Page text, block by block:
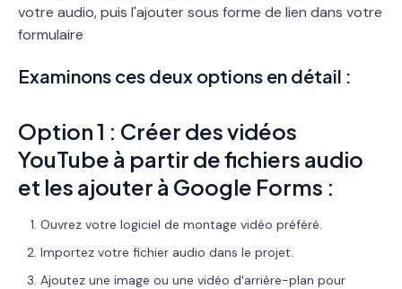
votre audio, puis l'ajouter sous forme de lien dans votre
formulaire
Examinons ces deux options en détail :
Option 1 : Créer des vidéos
YouTube à partir de fichiers audio
et les ajouter à Google Forms :
Ouvrez votre logiciel de montage vidéo préféré.
Importez votre fichier audio dans le projet.
Ajoutez une image ou une vidéo d'arrière-plan pour